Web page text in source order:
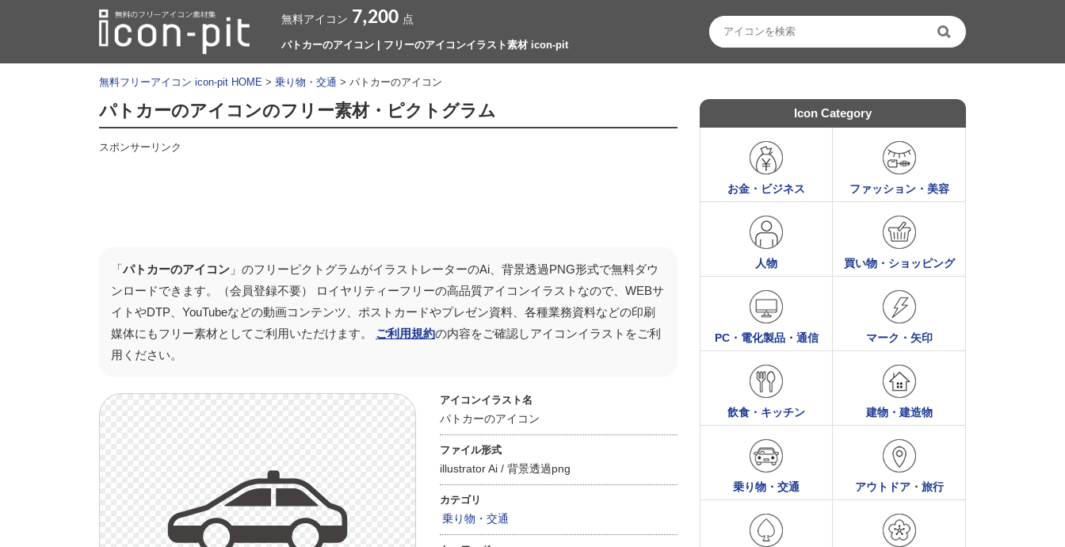
無料アイコン 7,200 点
パトカーのアイコン | フリーのアイコンイラスト素材 icon-pit
無料フリーアイコン icon-pit HOME > 乗り物・交通 > パトカーのアイコン
パトカーのアイコンのフリー素材・ピクトグラム
スポンサーリンク
「パトカーのアイコン 」のフリーピクトグラムがイラストレーターのAi、背景透過PNG形式で無料ダウ
ンロードできます。（会員登録不要） ロイヤリティーフリーの高品質アイコンイラストなので、WEBサ
イトやDTP、YouTubeなどの動画コンテンツ、ポストカードやプレゼン資料、各種業務資料などの印刷
媒体にもフリー素材としてご利用いただけます。 ご利用規約の内容をご確認しアイコンイラストをご利
用ください。
アイコンイラスト名
パトカーのアイコン
ファイル形式
illustrator Ai / 背景透過png
カテゴリ
乗り物・交通
Icon Category
お金・ビジネス ファッション・美容
人物 買い物・ショッピング
PC・電化製品・通信 マーク・矢印
飲食・キッチン 建物・建造物
乗り物・交通 アウトドア・旅行